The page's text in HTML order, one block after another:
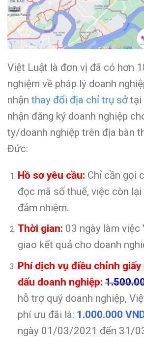
Việt Luật là đơn vị đã có hơn
nghiệm về pháp lý doanh
nhận thay đổi địa chỉ trụ sởtại
nhận đăng ký doanh nghiệp
ty/doanh nghiệp trên địa bàn
Đức:
Hồ sơ yêu cầu: Chỉ cần gọi
đọc mã số thuế, việc còn
đảm nhiệm.
Thời gian: 03 ngày làm việc
giao kết quả cho doanh
Phí dịch vụ điều chỉnh giấy
dấu doanh nghiệp:
hỗ trợ quý doanh nghiệp,
phí ưu đãi là: 1.000.000
ngày 01/03/2021 đến 31/